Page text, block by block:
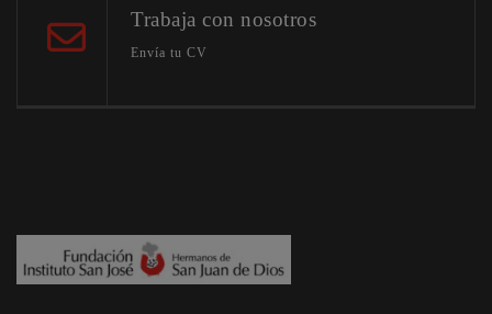
Trabaja con nosotros
Envía tu CV